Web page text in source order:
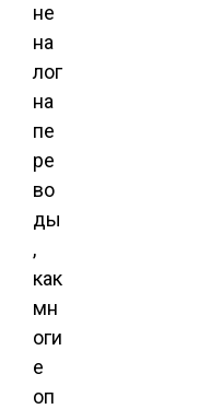
не
на
лог
на
пе
ре
во
ды
,
как
мн
оги
е
оп